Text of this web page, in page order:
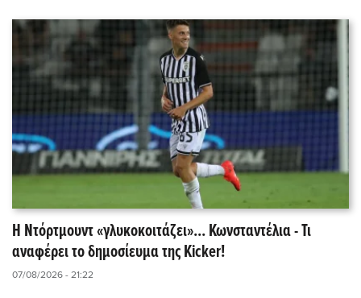
Η Ντόρτμουντ «γλυκοκοιτάζει»... Κωνσταντέλια - Τι
αναφέρει το δημοσίευμα της Kicker!
07/08/2026 - 21:22